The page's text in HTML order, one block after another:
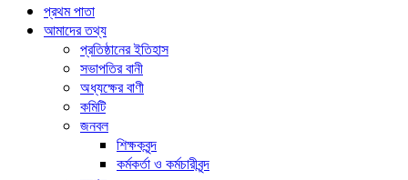
প্রথম পাতা
আমাদের তথ্য
প্রতিষ্ঠানের ইতিহাস
সভাপতির বানী
অধ্যক্ষের বাণী
কমিটি
জনবল
শিক্ষকবৃন্দ
কর্মকর্তা ও কর্মচারীবৃন্দ